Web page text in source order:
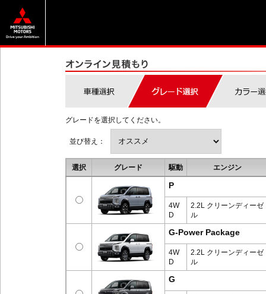
グレードを選択してください。
並び替え：
選択 グレード 駆動 エンジン
P
4W
D
2.2L クリーンディーゼ
ル
G-Power Package
4W
D
2.2L クリーンディーゼ
ル
G